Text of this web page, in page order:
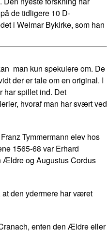
de tidligere 10 D-
i Weimar Bykirke, som han
man kun spekulere om. De
der er tale om en original. I
har spillet ind. Det
hvoraf man har svært ved
Tymmermann elev hos
1565-68 var Erhard
Ældre og Augustus Cordus
at den ydermere har været
enten den Ældre eller